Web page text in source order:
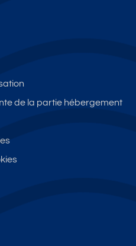
de la partie hébergement